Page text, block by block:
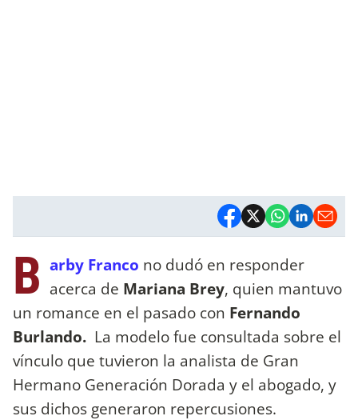
B arby Franco no dudó en responder
acerca de Mariana Brey, quien mantuvo
un romance en el pasado con Fernando
Burlando. La modelo fue consultada sobre el
vínculo que tuvieron la analista de Gran
Hermano Generación Dorada y el abogado, y
sus dichos generaron repercusiones.